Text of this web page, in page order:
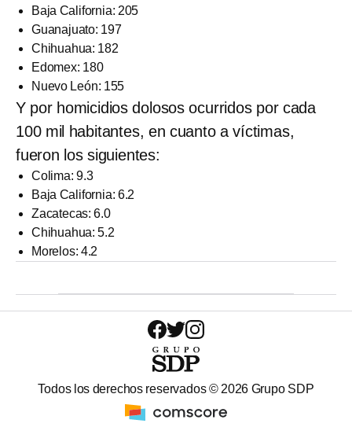
Baja California: 205
Guanajuato: 197
Chihuahua: 182
Edomex: 180
Nuevo León: 155
Y por homicidios dolosos ocurridos por cada
100 mil habitantes, en cuanto a víctimas,
fueron los siguientes:
Colima: 9.3
Baja California: 6.2
Zacatecas: 6.0
Chihuahua: 5.2
Morelos: 4.2
Todos los derechos reservados © 2026 Grupo SDP